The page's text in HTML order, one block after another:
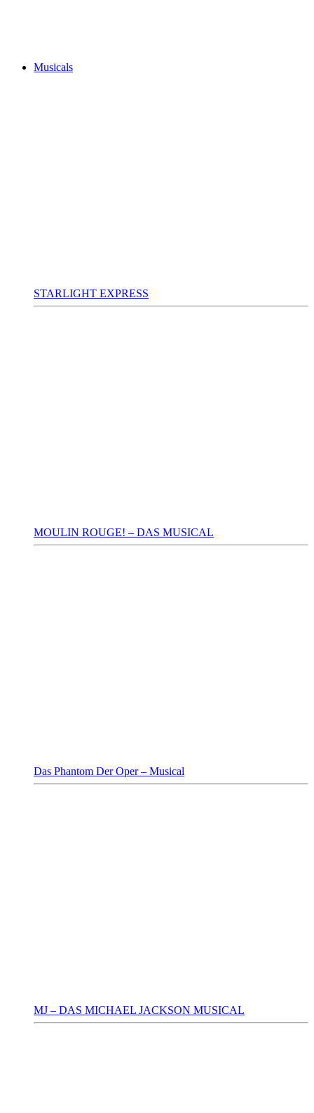
Musicals
STARLIGHT EXPRESS
MOULIN ROUGE! – DAS MUSICAL
Das Phantom Der Oper – Musical
MJ – DAS MICHAEL JACKSON MUSICAL